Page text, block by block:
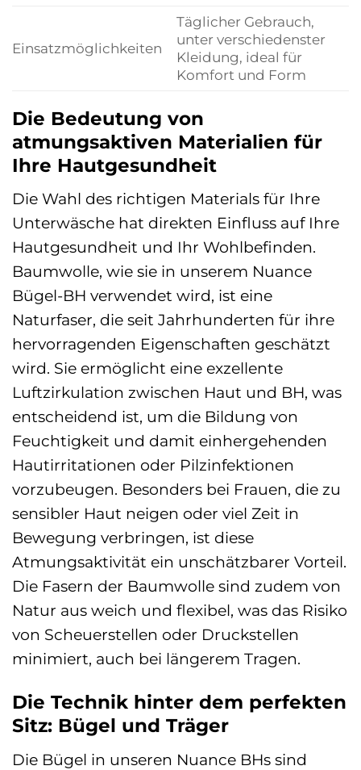
Einsatzmöglichkeiten
Täglicher Gebrauch,
unter verschiedenster
Kleidung, ideal für
Komfort und Form
Die Bedeutung von
atmungsaktiven Materialien für
Ihre Hautgesundheit
Die Wahl des richtigen Materials für Ihre
Unterwäsche hat direkten Einfluss auf Ihre
Hautgesundheit und Ihr Wohlbefinden.
Baumwolle, wie sie in unserem Nuance
Bügel-BH verwendet wird, ist eine
Naturfaser, die seit Jahrhunderten für ihre
hervorragenden Eigenschaften geschätzt
wird. Sie ermöglicht eine exzellente
Luftzirkulation zwischen Haut und BH, was
entscheidend ist, um die Bildung von
Feuchtigkeit und damit einhergehenden
Hautirritationen oder Pilzinfektionen
vorzubeugen. Besonders bei Frauen, die zu
sensibler Haut neigen oder viel Zeit in
Bewegung verbringen, ist diese
Atmungsaktivität ein unschätzbarer Vorteil.
Die Fasern der Baumwolle sind zudem von
Natur aus weich und flexibel, was das Risiko
von Scheuerstellen oder Druckstellen
minimiert, auch bei längerem Tragen.
Die Technik hinter dem perfekten
Sitz: Bügel und Träger
Die Bügel in unseren Nuance BHs sind